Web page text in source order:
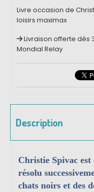
Livre occasion de
loisirs maximax
Livraison offerte dès
Mondial Relay
Description
Christie Spivac est
résolu
chats noirs et des